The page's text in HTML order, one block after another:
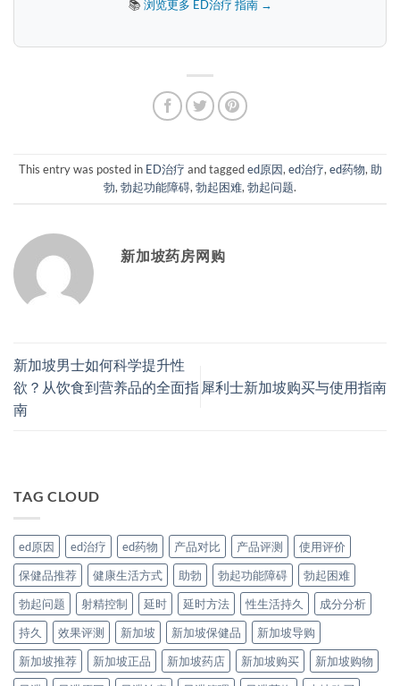
📚 浏览更多 ED治疗 指南 →
This entry was posted in ED治疗 and taggeded原因,ed治疗,ed药物,助
勃,勃起功能障碍,勃起困难,勃起问题.
新加坡药房网购
新加坡男士如何科学提升性
欲？从饮食到营养品的全面指
南
犀利士新加坡购买与使用指南
TAG CLOUD
ed原因 ed治疗 ed药物 产品对比 产品评测
使用评价
保健品推荐
健康生活方式 助勃 勃起功能障碍
勃起困难
勃起问题
射精控制 延时 延时方法 性生活持久
成分分析
持久
效果评测 新加坡 新加坡保健品
新加坡导购
新加坡推荐
新加坡正品 新加坡药店 新加坡购买
新加坡购物